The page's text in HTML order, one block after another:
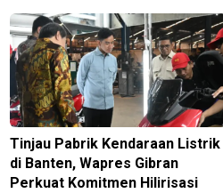
Tinjau Pabrik Kendaraan Listrik
di Banten, Wapres Gibran
Perkuat Komitmen Hilirisasi